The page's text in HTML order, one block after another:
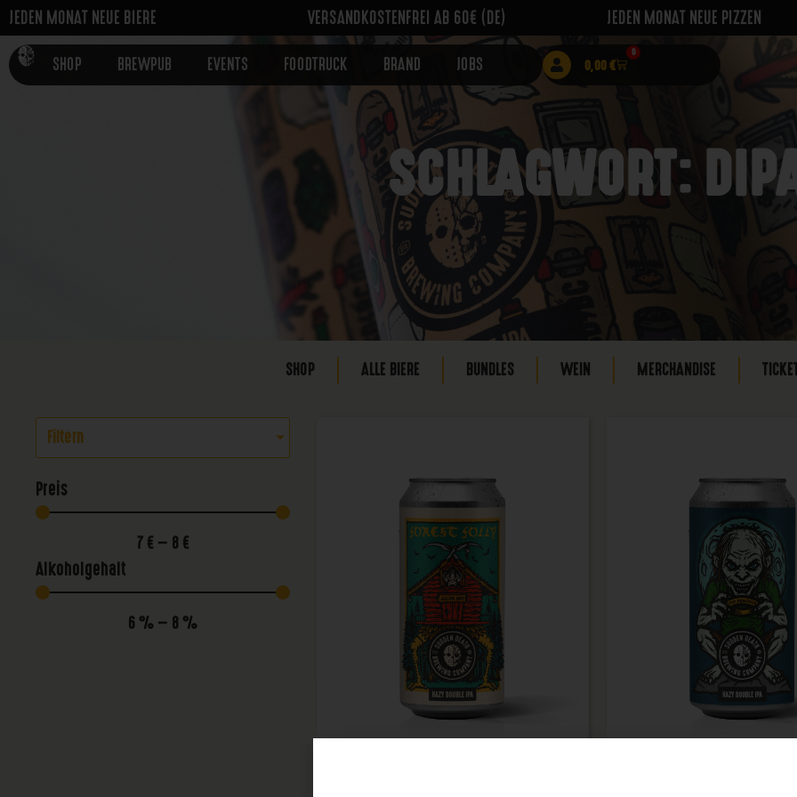
JEDEN MONAT NEUE BIERE VERSANDKOSTENFREI AB 60€ (DE) JEDEN MONAT NEUE PIZZEN
SHOP BREWPUB EVENTS FOODTRUCK BRAND JOBS 0,00€
0
SCHLAGWORT:
SHOP ALLE BIERE BUNDLES WEIN MERCHANDISE
Filtern
Preis
7 € — 8 €
Alkoholgehalt
6 % — 8 %